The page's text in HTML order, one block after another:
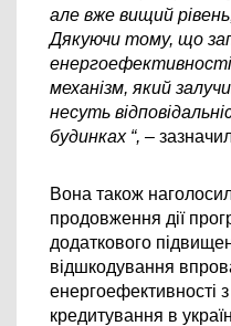
але вже вищий
Дякуючи тому, що
механізм, який
несуть
будинках “, –
Вона також
продовження дії
додаткового
відшкодування
енергоефективності
кредитування в